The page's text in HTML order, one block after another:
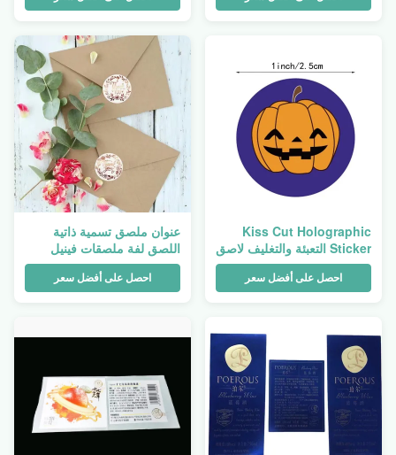
Kiss Cut Holographic
Sticker التعبئة والتغليف لاصق
الكرتون ورقة الفينيل مقاوم
للماء للطباعة
احصل على أفضل سعر
عنوان ملصق تسمية ذاتية
اللصق لفة ملصقات فينيل
مخصصة للجرار PVC PET
احصل على أفضل سعر